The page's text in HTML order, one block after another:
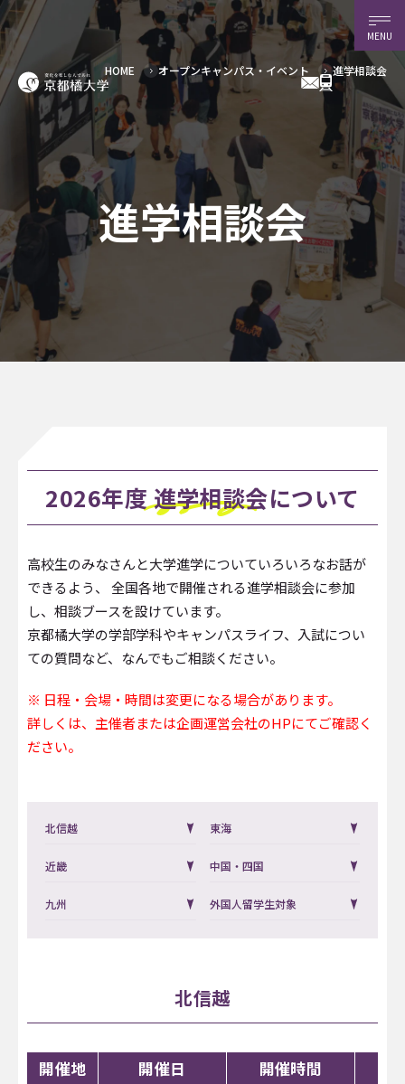
MENU
進学相談会
HOME オープンキャンパス・イベント 進学相談会
2026年度 進学相談会について
高校生のみなさんと大学進学についていろいろなお話が
できるよう、
全国各地で開催される進学相談会に参加
し、相談ブースを設けています。
京都橘大学の学部学科やキャンパスライフ、入試につい
ての質問など、なんでもご相談ください。
※ 日程・会場・時間は変更になる場合があります。
詳しくは、主催者または企画運営会社のHPにてご確認く
ださい。
北信越 東海
近畿 中国・四国
九州 外国人留学生対象
北信越
開催地 開催日 開催時間